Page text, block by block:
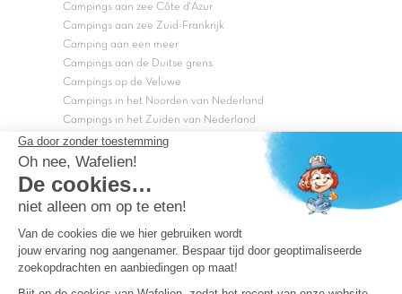
Campings aan zee Côte d'Azur
Campings aan zee Zuid-Frankrijk
Camping aan een meer
Campings aan de Duitse grens
Campings op de Veluwe
Campings in het Noorden van Nederland
Campings in het Zuiden van Nederland
Copyright Capfun 2026 ©
Bij Capfun solliciteren
Veelgestelde vragen
Dutchbox Vakantiepark
Superdeals
Capfun in de media
Carabouille.nl
Wettelijke bepalingen